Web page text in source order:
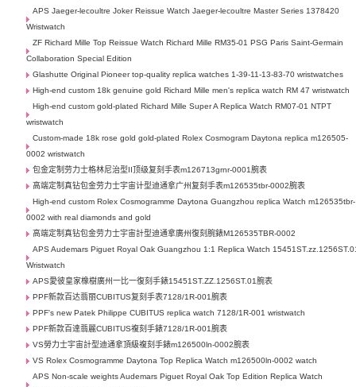
APS Jaeger-lecoultre Joker Reissue Watch Jaeger-lecoultre Master Series 1378420
Wristwatch
ZF Richard Mille Top Reissue Watch Richard Mille RM35-01 PSG Paris Saint-Germain
Collaboration Special Edition
Glashutte Original Pioneer top-quality replica watches 1-39-11-13-83-70 wristwatches
High-end custom 18k genuine gold Richard Mille men's replica watch RM 47 wristwatch
High-end custom gold-plated Richard Mille Super A Replica Watch RM07-01 NTPT
wristwatch
Custom-made 18k rose gold gold-plated Rolex Cosmogram Daytona replica m126505-
0002 wristwatch
包金定制劳力士格林尼治型II顶级复刻手表m126713grnr-0001腕表
高端定制真钻包金劳力士宇宙计型迪通拿广州复刻手表m126535tbr-0002腕表
High-end custom Rolex Cosmogramme Daytona Guangzhou replica Watch m126535tbr-
0002 with real diamonds and gold
高端定制真钻包金劳力士宇宙計型迪通拿廣州復刻腕錶M126535TBR-0002
APS Audemars Piguet Royal Oak Guangzhou 1:1 Replica Watch
Wristwatch
APS愛彼皇家橡樹廣州一比一復刻手錶15451ST.ZZ.1256ST.01腕表
PPF新款百达翡丽CUBITUS复刻手表7128/1R-001腕表
PPF's new Patek Philippe CUBITUS replica watch 7128/1R-001 wristwatch
PPF新款百達翡麗CUBITUS複刻手錶7128/1R-001腕表
VS勞力士宇宙計型迪通拿頂級複刻手錶m126500ln-0002腕表
VS Rolex Cosmogramme Daytona Top Replica Watch m126500ln-0002 watch
APS Non-scale weights Audemars Piguet Royal Oak Top Edition Replica Watch